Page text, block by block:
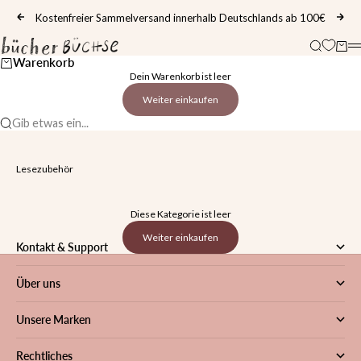
ZurückKostenfreier Sammelversand innerhalb Deutschlands ab 100€
Vor
Bücherbüchse
Suche
Warenkorb
Dein Warenkorb ist leer
Weiter einkaufen
Gib etwas ein...
Lesezubehör
Diese Kategorie ist leer
Weiter einkaufen
Kontakt & Support
Über uns
Unsere Marken
Rechtliches